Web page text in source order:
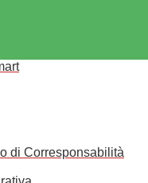
di Corresponsabilità